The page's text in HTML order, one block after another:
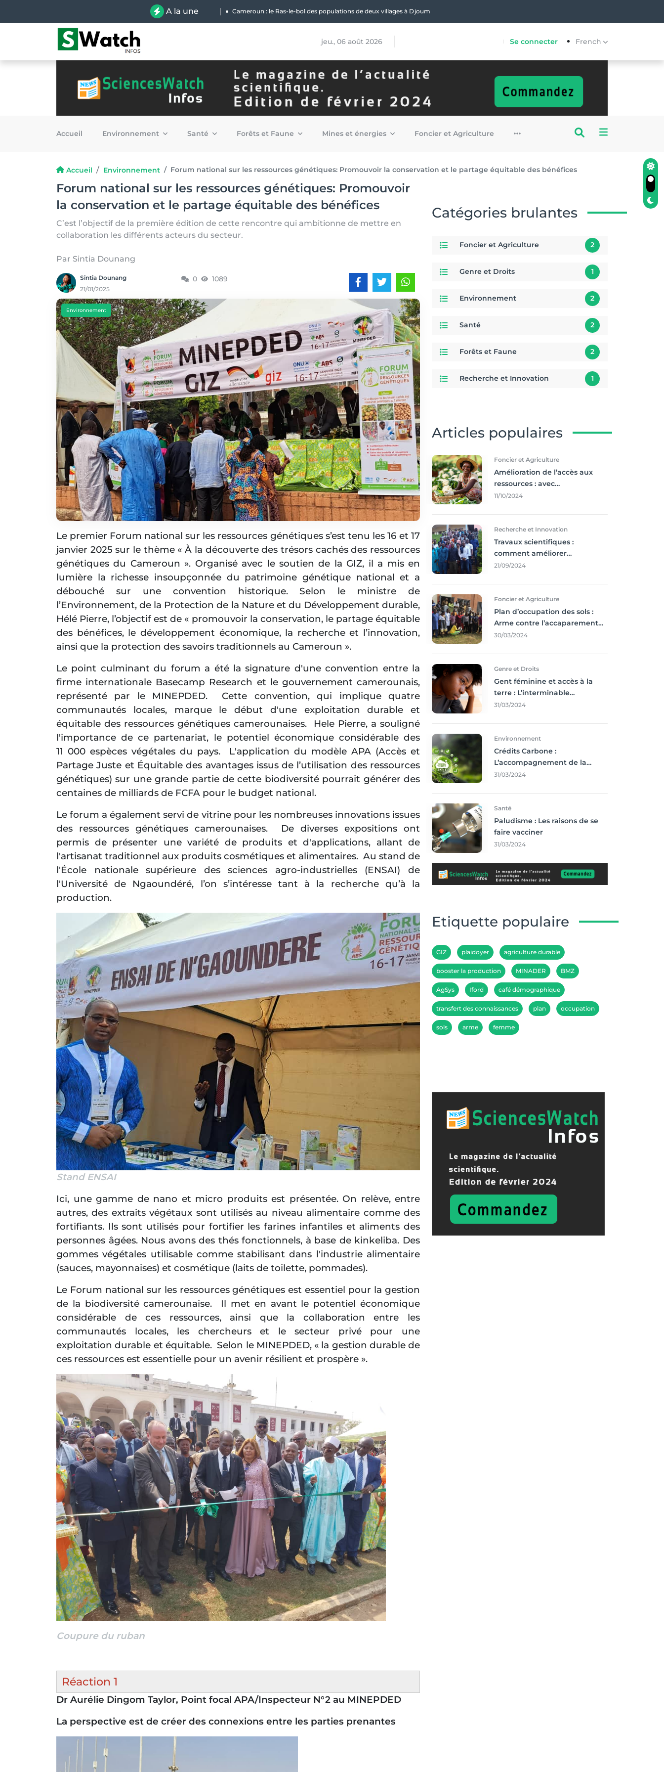
A la une | Cameroun : le Ras-le-bol des populations de deux villages à Djoum
jeu., 06 août 2026 Se connecter French
Accueil Environnement Santé Forêts et Faune Mines et énergies Foncier et Agriculture
Accueil Environnement Forum national sur les ressources génétiques: Promouvoir la conservation et le partage équitable des bénéfices
Forum national sur les ressources génétiques: Promouvoir
la conservation et le partage équitable des bénéfices
C’est l’objectif de la première édition de cette rencontre qui ambitionne de mettre en
collaboration les différents acteurs du secteur.
Par Sintia Dounang
Sintia Dounang
21/01/2025
0 1089
Environnement
Le premier Forum national sur les ressources génétiques s’est tenu les 16 et 17
janvier 2025 sur le thème « À la découverte des trésors cachés des ressources
génétiques du Cameroun ». Organisé avec le soutien de la GIZ, il a mis en
lumière la richesse insoupçonnée du patrimoine génétique national et a
débouché sur une convention historique. Selon le ministre de
l’Environnement, de la Protection de la Nature et du Développement durable,
Hélé Pierre, l’objectif est de « promouvoir la conservation, le partage équitable
des bénéfices, le développement économique, la recherche et l’innovation,
ainsi que la protection des savoirs traditionnels au Cameroun ».
Le point culminant du forum a été la signature d'une convention entre la
firme internationale Basecamp Research et le gouvernement camerounais,
représenté par le MINEPDED. Cette convention, qui implique quatre
communautés locales, marque le début d'une exploitation durable et
équitable des ressources génétiques camerounaises. Hele Pierre, a souligné
l'importance de ce partenariat, le potentiel économique considérable des
11 000 espèces végétales du pays. L'application du modèle APA (Accès et
Partage Juste et Équitable des avantages issus de l’utilisation des ressources
génétiques) sur une grande partie de cette biodiversité pourrait générer des
centaines de milliards de FCFA pour le budget national.
Le forum a également servi de vitrine pour les nombreuses innovations issues
des ressources génétiques camerounaises. De diverses expositions ont
permis de présenter une variété de produits et d'applications, allant de
l'artisanat traditionnel aux produits cosmétiques et alimentaires. Au stand de
l'École nationale supérieure des sciences agro-industrielles (ENSAI) de
l'Université de Ngaoundéré, l’on s’intéresse tant à la recherche qu’à la
production.
Stand ENSAI
Ici, une gamme de nano et micro produits est présentée. On relève, entre
autres, des extraits végétaux sont utilisés au niveau alimentaire comme des
fortifiants. Ils sont utilisés pour fortifier les farines infantiles et aliments des
personnes âgées. Nous avons des thés fonctionnels, à base de kinkeliba. Des
gommes végétales utilisable comme stabilisant dans l'industrie alimentaire
(sauces, mayonnaises) et cosmétique (laits de toilette, pommades).
Le Forum national sur les ressources génétiques est essentiel pour la gestion
de la biodiversité camerounaise. Il met en avant le potentiel économique
considérable de ces ressources, ainsi que la collaboration entre les
communautés locales, les chercheurs et le secteur privé pour une
exploitation durable et équitable. Selon le MINEPDED, « la gestion durable de
ces ressources est essentielle pour un avenir résilient et prospère ».
Coupure du ruban
Réaction 1
Dr Aurélie Dingom Taylor, Point focal APA/Inspecteur N°2 au MINEPDED
La perspective est de créer des connexions entre les parties prenantes
Catégories brulantes
Foncier et Agriculture 2
Genre et Droits 1
Environnement 2
Santé 2
Forêts et Faune 2
Recherche et Innovation 1
Articles populaires
Foncier et Agriculture
Amélioration de l’accès aux
ressources : avec
l'incontournable ’agriculture
11/10/2024
Recherche et Innovation
Travaux scientifiques :
comment améliorer
l’utilisation des résultats
21/09/2024
Foncier et Agriculture
Plan d’occupation des sols :
Arme contre l’accaparement
des terres
30/03/2024
Genre et Droits
Gent féminine et accès à la
terre : L’interminable
recherche des droits
31/03/2024
Environnement
Crédits Carbone :
L’accompagnement de la
Francophonie
31/03/2024
Santé
Paludisme : Les raisons de se
faire vacciner
31/03/2024
Etiquette populaire
GIZ plaidoyer agriculture durable
booster la production MINADER BMZ
AgSys Iford café démographique
transfert des connaissances plan occupation
sols arme femme